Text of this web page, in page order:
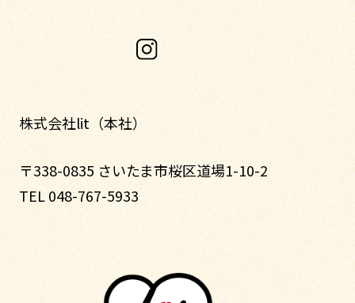
株式会社lit（本社）
〒338-0835 さいたま市桜区道場1-10-2
TEL 048-767-5933